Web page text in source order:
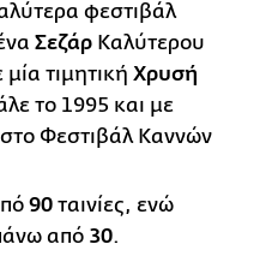
φεστιβάλ
Σεζάρ Καλύτερου
τιμητική Χρυσή
το 1995 και με
στο Φεστιβάλ Καννών
90 ταινίες, ενώ
από 30.